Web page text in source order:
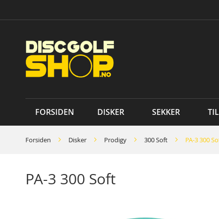
to
FORSIDEN DISKER SEKKER
Forsiden Disker Prodigy 300 Soft PA-3 300
PA-3 300 Soft